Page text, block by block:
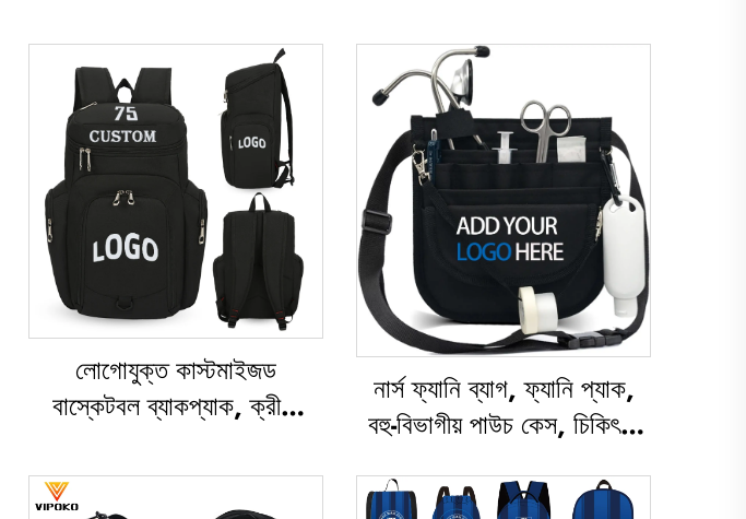
লোগোযুক্ত কাস্টমাইজড
বাস্কেটবল ব্যাকপ্যাক, ক্রীড়া
ক্রীড়া ও স্কুল ব্যবহারের উপযোগী,
নার্স ফ্যানি ব্যাগ, ফ্যানি প্যাক,
বহু-বিভাগীয় পাউচ কেস, চিকিৎসা
নার্স ব্যাগ অর্গানাইজার, চিকিৎসা